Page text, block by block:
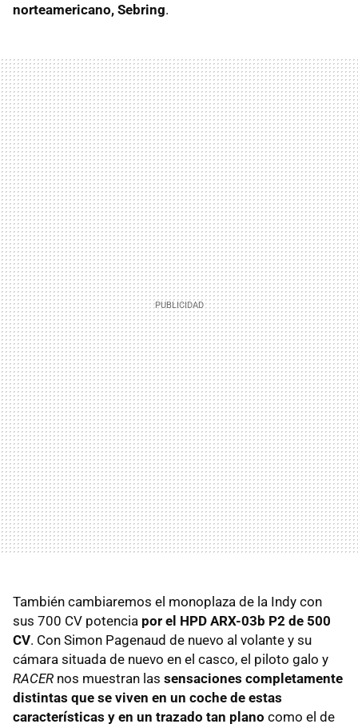
norteamericano, Sebring.
También cambiaremos el monoplaza de la Indy con
sus 700 CV potencia por el HPD ARX-03b P2 de 500
CV. Con Simon Pagenaud de nuevo al volante y su
cámara situada de nuevo en el casco, el piloto galo y
RACER nos muestran las sensaciones completamente
distintas que se viven en un coche de estas
características y en un trazado tan plano como el de